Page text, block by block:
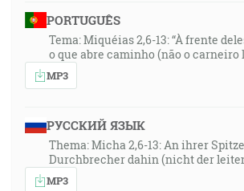
PORTUGUÊS
Tema: Miquéias 2,6-13: “À frente
o que abre caminho (não o carneiro
MP3
РУССКИЙ ЯЗЫК
Thema: Micha 2,6-13: An ihrer
Durchbrecher dahin (nicht der
MP3